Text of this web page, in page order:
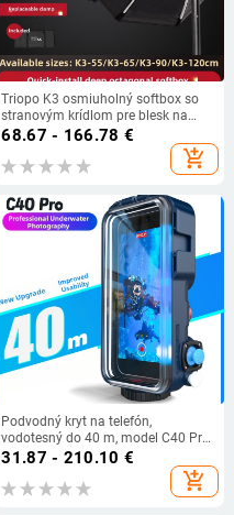
Triopo K3 osmiuholný softbox so
stranovým krídlom pre blesk na
fotoaparáte, rýchla montáž a
uvoľnenie, prenosný modul pre
mäkké svetlo
68.67 - 166.78 €
add_shopping_cart
Podvodný kryt na telefón,
vodotesný do 40 m, model C40 Pro
— ABS sklo zliatina, hmotnosť 427
31.87 - 210.10 €
add_shopping_cart